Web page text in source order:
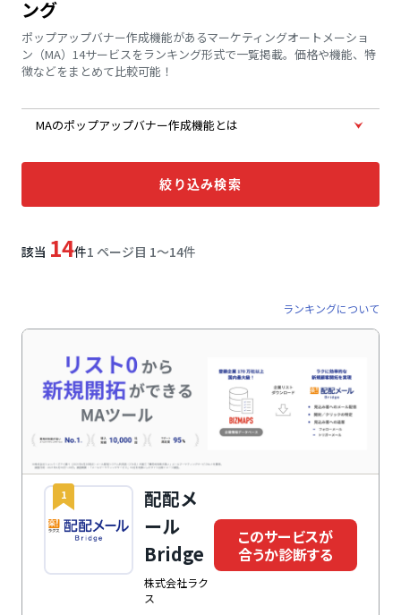
ング
ポップアップバナー作成機能があるマーケティングオートメーショ
ン（MA）14サービスをランキング形式で一覧掲載。価格や機能、特
徴などをまとめて比較可能！
MAのポップアップバナー作成機能とは
絞り込み検索
該当 14件1 ページ目 1〜14件
ランキングについて
1
配配メ
ール
Bridge
株式会社ラク
ス
このサービスが
合うか診断する